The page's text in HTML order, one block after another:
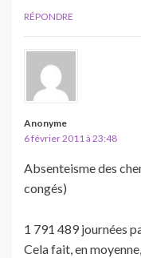
RÉPONDRE
Anonyme
6 février 2011 à 23:48
Absenteisme des
congés)
1 791 489 journées
Cela fait, en